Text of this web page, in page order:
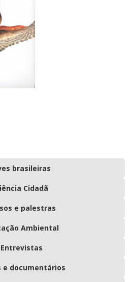
brasileiras
Cidadã
e palestras
Ambiental
Entrevistas
e documentários